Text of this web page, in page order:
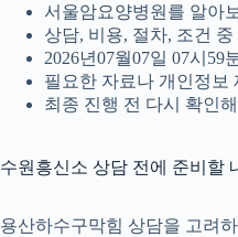
서울암요양병원를 알아
상담, 비용, 절차, 조건
2026년07월07일 07시59
필요한 자료나 개인정보
최종 진행 전 다시 확인
수원흥신소 상담 전에 준비할
용산하수구막힘 상담을 고려